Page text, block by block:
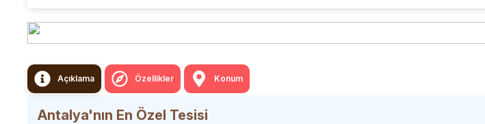
Açıklama Özellikler Konum
Antalya'nın En Özel Tesisi